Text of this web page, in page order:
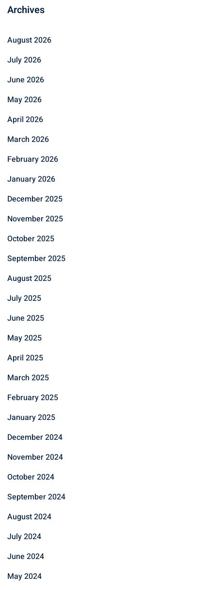
Archives
August 2026
July 2026
June 2026
May 2026
April 2026
March 2026
February 2026
January 2026
December 2025
November 2025
October 2025
September 2025
August 2025
July 2025
June 2025
May 2025
April 2025
March 2025
February 2025
January 2025
December 2024
November 2024
October 2024
September 2024
August 2024
July 2024
June 2024
May 2024